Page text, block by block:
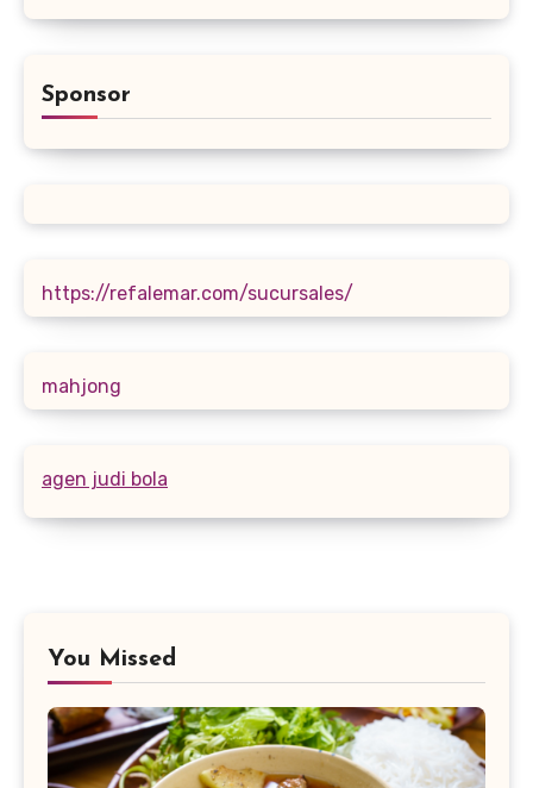
Sponsor
https://refalemar.com/sucursales/
mahjong
agen judi bola
You Missed